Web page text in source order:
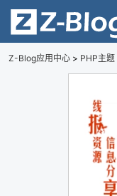
Z-Blog应用中心 > PHP主题